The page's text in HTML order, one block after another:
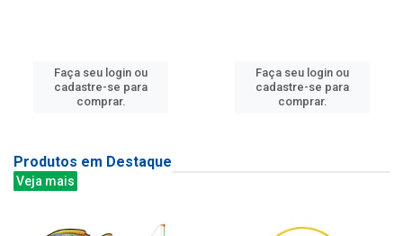
Faça seu login ou
cadastre-se para
comprar.
Faça seu login ou
cadastre-se para
comprar.
Produtos em Destaque
Veja mais